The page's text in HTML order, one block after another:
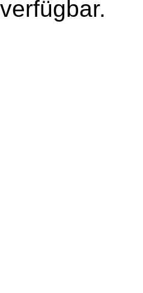
verfügbar.